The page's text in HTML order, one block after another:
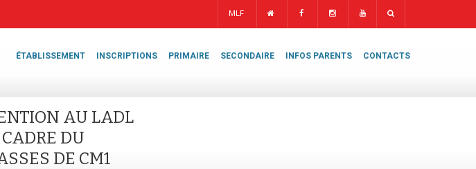
MLF
ÉTABLISSEMENT INSCRIPTIONS PRIMAIRE SECONDAIRE INFOS PARENTS CONTACTS
AU LADL
DU
DE CM1